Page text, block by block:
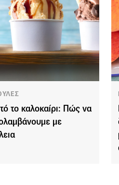
το καλοκαίρι: Πώς να
με